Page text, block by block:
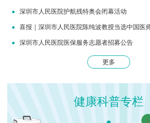
深圳市人民医院护航残特奥会闭幕活动
深圳市人民医院医保服务志愿者招募公告
更多
健康科普专栏